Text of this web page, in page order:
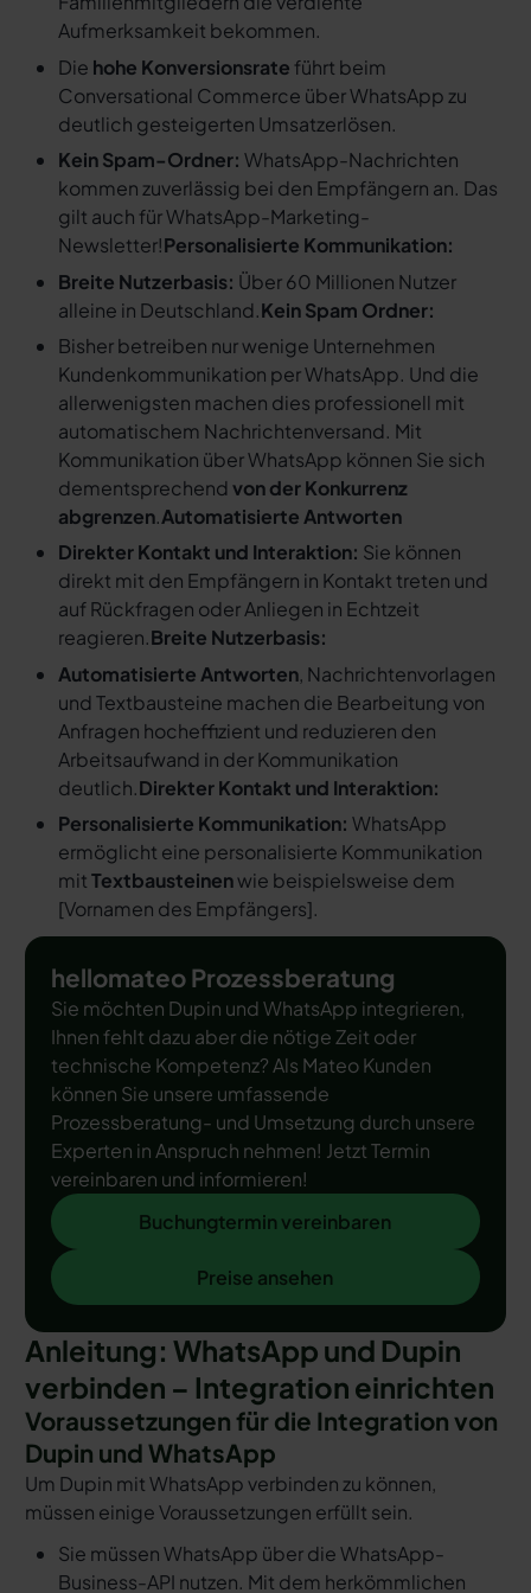
Aufmerksamkeit bekommen.
Die hohe Konversionsrate führt beim
Conversational Commerce über WhatsApp zu
deutlich gesteigerten Umsatzerlösen.
Kein Spam-Ordner: WhatsApp-Nachrichten
kommen zuverlässig bei den Empfängern an. Das
gilt auch für WhatsApp-Marketing-
Newsletter!Personalisierte Kommunikation:
Breite Nutzerbasis: Über 60 Millionen Nutzer
alleine in Deutschland.Kein Spam Ordner:
Bisher betreiben nur wenige Unternehmen
Kundenkommunikation per WhatsApp. Und die
allerwenigsten machen dies professionell mit
automatischem Nachrichtenversand. Mit
Kommunikation über WhatsApp können Sie sich
dementsprechendvon der Konkurrenz
abgrenzen.Automatisierte Antworten
Direkter Kontakt und Interaktion: Sie können
direkt mit den Empfängern in Kontakt treten und
auf Rückfragen oder Anliegen in Echtzeit
reagieren.Breite Nutzerbasis:
Automatisierte Antworten, Nachrichtenvorlagen
und Textbausteine machen die Bearbeitung von
Anfragen hocheffizient und reduzieren den
Arbeitsaufwand in der Kommunikation
deutlich.Direkter Kontakt und Interaktion:
Personalisierte Kommunikation: WhatsApp
ermöglicht eine personalisierte Kommunikation
mitTextbausteinenwie beispielsweise dem
[Vornamen des Empfängers].
hellomateo Prozessberatung
Sie möchten Dupin und WhatsApp integrieren,
Ihnen fehlt dazu aber die nötige Zeit oder
technische Kompetenz? Als Mateo Kunden
können Sie unsere umfassende
Prozessberatung- und Umsetzung durch unsere
Experten in Anspruch nehmen! Jetzt Termin
vereinbaren und informieren!
Buchungtermin vereinbaren
Buchungtermin vereinbaren
Preise ansehen
Preise ansehen
Anleitung: WhatsApp und Dupin
verbinden – Integration einrichten
Voraussetzungen für die Integration von
Dupin und WhatsApp
Um Dupin mit WhatsApp verbinden zu können,
müssen einige Voraussetzungen erfüllt sein.
Sie müssen WhatsApp über die WhatsApp-
Business-API nutzen. Mit dem herkömmlichen